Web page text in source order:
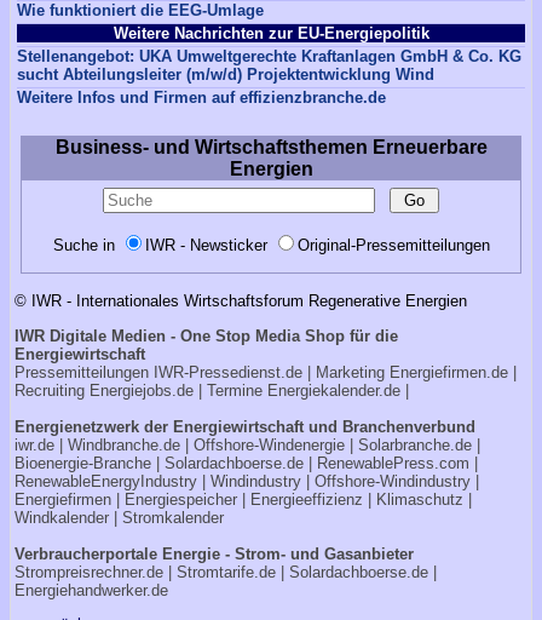
Wie funktioniert die EEG-Umlage
Weitere Nachrichten zur EU-Energiepolitik
Stellenangebot: UKA Umweltgerechte Kraftanlagen GmbH & Co. KG
sucht Abteilungsleiter (m/w/d) Projektentwicklung Wind
Weitere Infos und Firmen auf effizienzbranche.de
Business- und Wirtschaftsthemen Erneuerbare
Energien
Suche in IWR - Newsticker Original-Pressemitteilungen
© IWR - Internationales Wirtschaftsforum Regenerative Energien
IWR Digitale Medien - One Stop Media Shop für die
Energiewirtschaft
Pressemitteilungen IWR-Pressedienst.de | Marketing Energiefirmen.de
Recruiting Energiejobs.de | Termine Energiekalender.de
Energienetzwerk der Energiewirtschaft und Branchenverbund
iwr.de
Windbranche.de Offshore-Windenergie Solarbranche.de
Bioenergie-Branche
Solardachboerse.de RenewablePress.com
RenewableEnergyIndustry
Windindustry
Offshore-Windindustry |
Energiefirmen
Energiespeicher Energieeffizienz Klimaschutz
Windkalender
Stromkalender
Verbraucherportale Energie - Strom- und Gasanbieter
Strompreisrechner.de
Stromtarife.de Solardachboerse.de
Energiehandwerker.de